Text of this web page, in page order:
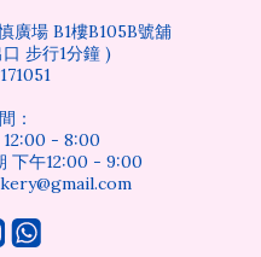
廣場 B1樓B105B號舖
步行1分鐘 )
：
12:00 - 8:00
下午12:00 - 9:00